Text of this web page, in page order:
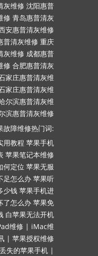
灰维修 沈阳惠普
修 青岛惠普清灰
安惠普清灰维修
普清灰维修 重庆
灰维修 成都惠普
修 合肥惠普清灰
家庄惠普清灰维
家庄惠普清灰维
尔滨惠普清灰维
滨惠普清灰维修
故障维修热门词:
用教程 苹果手机
苹果笔记本维修
何定位 苹果无服
足怎么办 苹果听
少钱 苹果手机进
了怎么办 苹果免
白苹果无法开机
维修 | iMac维
| 苹果授权维修
失的苹果手机 |